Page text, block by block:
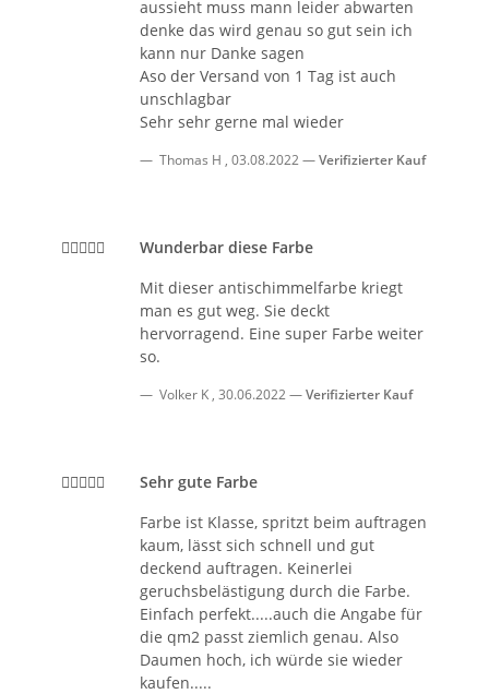
aussieht muss mann leider abwarten
denke das wird genau so gut sein ich
kann nur Danke sagen
Aso der Versand von 1 Tag ist auch
unschlagbar
Sehr sehr gerne mal wieder
Thomas H , 03.08.2022 Verifizierter Kauf
Wunderbar diese Farbe
Mit dieser antischimmelfarbe kriegt
man es gut weg. Sie deckt
hervorragend. Eine super Farbe weiter
so.
Volker K , 30.06.2022 Verifizierter Kauf
Sehr gute Farbe
Farbe ist Klasse, spritzt beim auftragen
kaum, lässt sich schnell und gut
deckend auftragen. Keinerlei
geruchsbelästigung durch die Farbe.
Einfach perfekt.....auch die Angabe für
die qm2 passt ziemlich genau. Also
Daumen hoch, ich würde sie wieder
kaufen.....